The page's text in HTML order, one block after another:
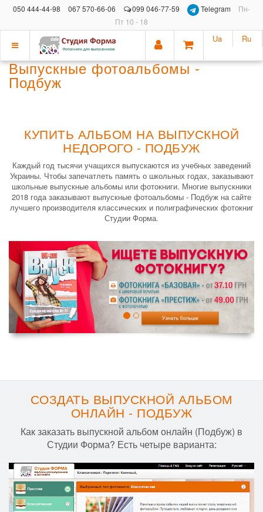
050 444-44-98 067 570-66-06 099 046-77-59 Telegram
Пн-
Пт 10 - 18
Показать
меню
Ua Ru
Выпускные фотоальбомы -
Подбуж
КУПИТЬ АЛЬБОМ НА ВЫПУСКНОЙ
НЕДОРОГО - ПОДБУЖ
Каждый год тысячи учащихся выпускаются из учебных заведений
Украины. Чтобы запечатлеть память о школьных годах, заказывают
школьные выпускные альбомы или фотокниги. Многие выпускники
2018 года заказывают выпускные фотоальбомы - Подбуж на сайте
лучшего производителя классических и полиграфических фотокниг
Студии Форма.
СОЗДАТЬ ВЫПУСКНОЙ АЛЬБОМ
ОНЛАЙН - ПОДБУЖ
Как заказать выпускной альбом онлайн (Подбуж) в
Студии Форма? Есть четыре варианта: